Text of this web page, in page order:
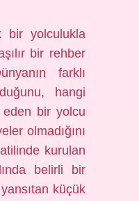
bir yolculukla
bir rehber
farklı
hangi
eden bir yolcu
olmadığını
kurulan
belirli bir
küçük